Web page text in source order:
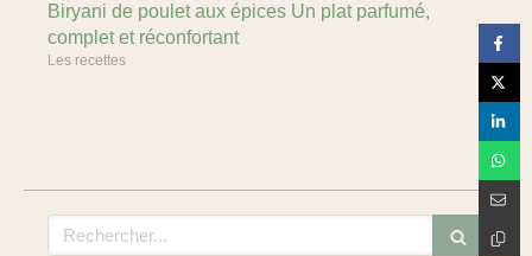
Biryani de poulet aux épices Un plat parfumé,
complet et réconfortant
Les recettes
Rechercher